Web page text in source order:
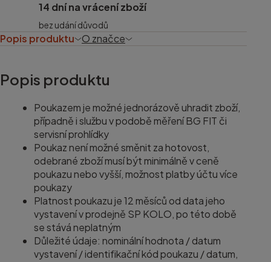
14 dní na vrácení zboží
bez udání důvodů
Popis produktu O značce
Popis produktu
Poukazem je možné jednorázově uhradit zboží,
případně i službu v podobě měření BG FIT či
servisní prohlídky
Poukaz není možné směnit za hotovost,
odebrané zboží musí být minimálně v ceně
poukazu nebo vyšší, možnost platby účtu více
poukazy
Platnost poukazu je 12 měsíců od data jeho
vystavení v prodejně SP KOLO, po této době
se stává neplatným
Důležité údaje: nominální hodnota / datum
vystavení / identifikační kód poukazu / datum,